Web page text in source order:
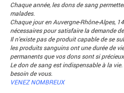
Chaque année, les dons de sang
malades.
Chaque jour en Auvergne-Rhône-Alpes,
nécessaires pour satisfaire la demande
Il n’existe pas de produit capable de se
les produits sanguins ont une durée de
permanents que vos dons sont si
Le don de sang est indispensable à la
besoin de vous.
VENEZ NOMBREUX